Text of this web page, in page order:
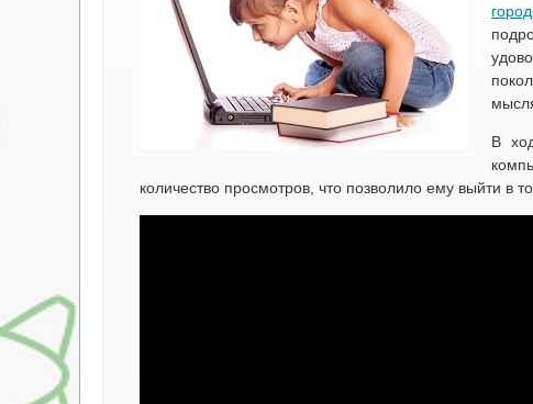
В
количество просмотров, что позволило ему выйти в